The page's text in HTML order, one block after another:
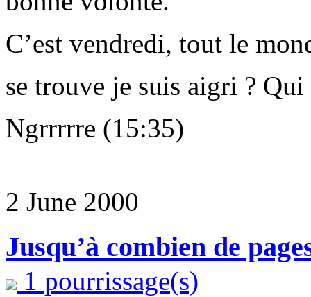
C’est vendredi, tout le
se trouve je suis aigri ?
Ngrrrrre (15:35)
2 June 2000
Jusqu’à combien de
1 pourrissage(s)